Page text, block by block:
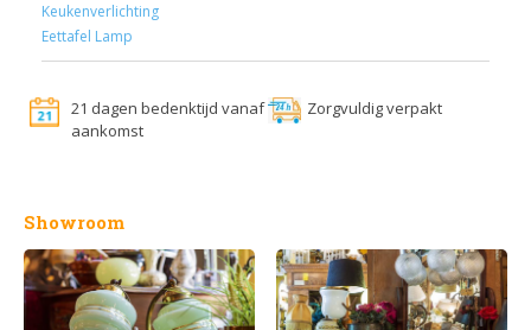
Keukenverlichting
Eettafel Lamp
21 dagen bedenktijd vanaf
aankomst
Zorgvuldig verpakt
Showroom